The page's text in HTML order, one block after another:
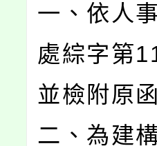
一、依人
處綜字第
並檢附原
二、為建